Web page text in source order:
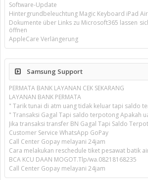
Software-Update
Hintergrundbeleuchtung Magic Keyboard iPad Air
Dokumente über Links zu Microsoft365 lassen
öffnen
AppleCare Verlängerung
Samsung Support
PERMATA BANK LAYANAN CEK SEKARANG
LAYANAN BANK PERMATA
" Tarik tunai di atm uang tidak keluar tapi saldo
" Transaksi Gagal Tapi saldo terpotong Apakah
Jika transaksi transfer BN Gagal Tapi Saldo
Customer Service WhatsApp GoPay
Call Center Gopay melayani 24jam
Cara melakukan reschedule tiket pesawat batik
BCA KCU DAAN MOGOT.Tlp/wa.08218168235
Call Center Gopay melayani 24jam